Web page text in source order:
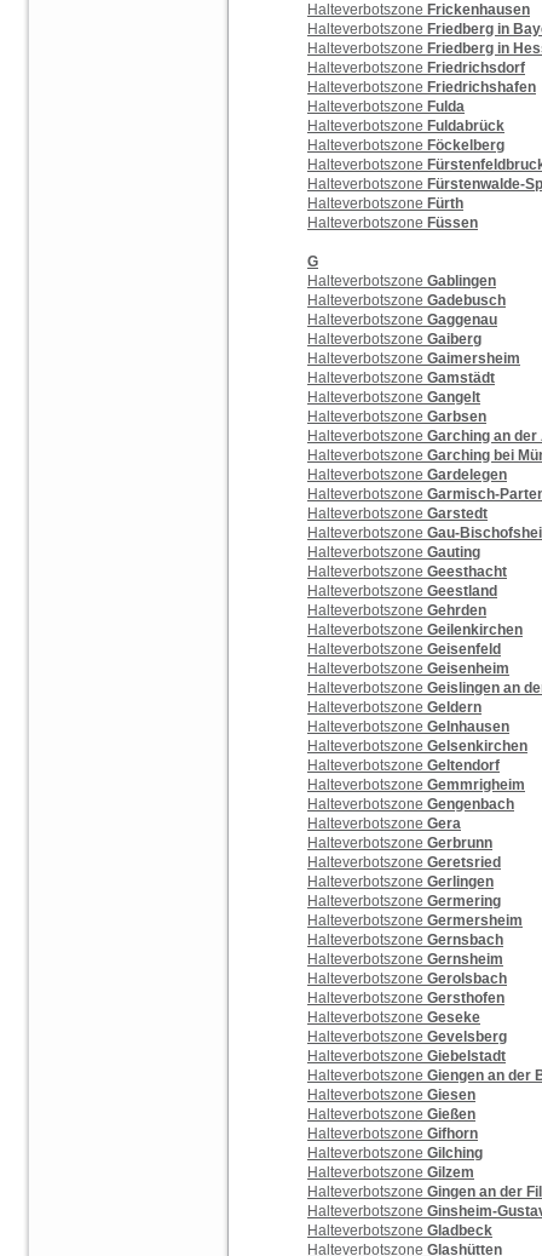
Halteverbotszone Frickenhausen
Halteverbotszone Friedberg in
Halteverbotszone Friedberg in
Halteverbotszone Friedrichsdorf
Halteverbotszone Friedrichshafen
Halteverbotszone Fulda
Halteverbotszone Fuldabrück
Halteverbotszone Föckelberg
Halteverbotszone
Halteverbotszone Fürstenwalde-
Halteverbotszone Fürth
Halteverbotszone Füssen
G
Halteverbotszone Gablingen
Halteverbotszone Gadebusch
Halteverbotszone Gaggenau
Halteverbotszone Gaiberg
Halteverbotszone Gaimersheim
Halteverbotszone Gamstädt
Halteverbotszone Gangelt
Halteverbotszone Garbsen
Halteverbotszone Garching an der
Halteverbotszone Garching bei
Halteverbotszone Gardelegen
Halteverbotszone Garmisch-
Halteverbotszone Garstedt
Halteverbotszone Gau-
Halteverbotszone Gauting
Halteverbotszone Geesthacht
Halteverbotszone Geestland
Halteverbotszone Gehrden
Halteverbotszone Geilenkirchen
Halteverbotszone Geisenfeld
Halteverbotszone Geisenheim
Halteverbotszone Geislingen an
Halteverbotszone Geldern
Halteverbotszone Gelnhausen
Halteverbotszone Gelsenkirchen
Halteverbotszone Geltendorf
Halteverbotszone Gemmrigheim
Halteverbotszone Gengenbach
Halteverbotszone Gera
Halteverbotszone Gerbrunn
Halteverbotszone Geretsried
Halteverbotszone Gerlingen
Halteverbotszone Germering
Halteverbotszone Germersheim
Halteverbotszone Gernsbach
Halteverbotszone Gernsheim
Halteverbotszone Gerolsbach
Halteverbotszone Gersthofen
Halteverbotszone Geseke
Halteverbotszone Gevelsberg
Halteverbotszone Giebelstadt
Halteverbotszone Giengen an der
Halteverbotszone Giesen
Halteverbotszone Gießen
Halteverbotszone Gifhorn
Halteverbotszone Gilching
Halteverbotszone Gilzem
Halteverbotszone Gingen an der
Halteverbotszone Ginsheim-
Halteverbotszone Gladbeck
Halteverbotszone Glashütten